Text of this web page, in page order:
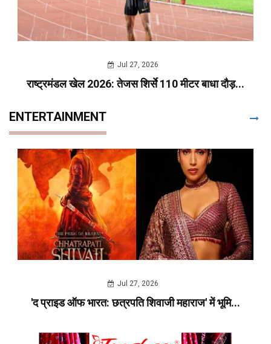
Jul 27, 2026
राष्ट्रमंडल खेल 2026: तेजस शिर्से 110 मीटर बाधा दौड़...
ENTERTAINMENT
Jul 27, 2026
'द प्राइड ऑफ भारत: छत्रपति शिवाजी महाराज' में भूमि...